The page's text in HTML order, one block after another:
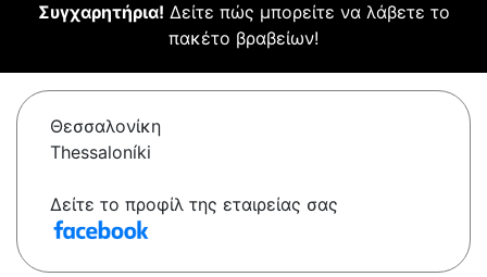
Συγχαρητήρια! Δείτε πώς μπορείτε να λάβετε το
πακέτο βραβείων!
Θεσσαλονίκη
Thessaloníki
Δείτε το προφίλ της εταιρείας σας